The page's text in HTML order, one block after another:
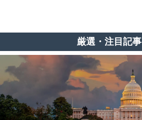
厳選・注目記事